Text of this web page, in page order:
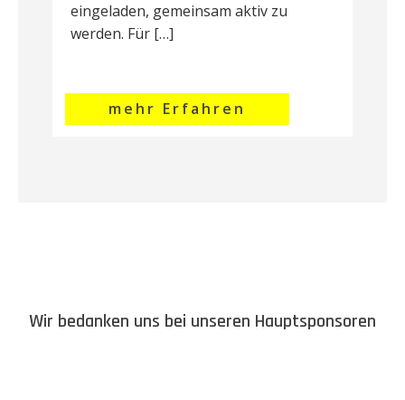
eingeladen, gemeinsam aktiv zu
werden. Für […]
mehr Erfahren
Wir bedanken uns bei unseren Hauptsponsoren